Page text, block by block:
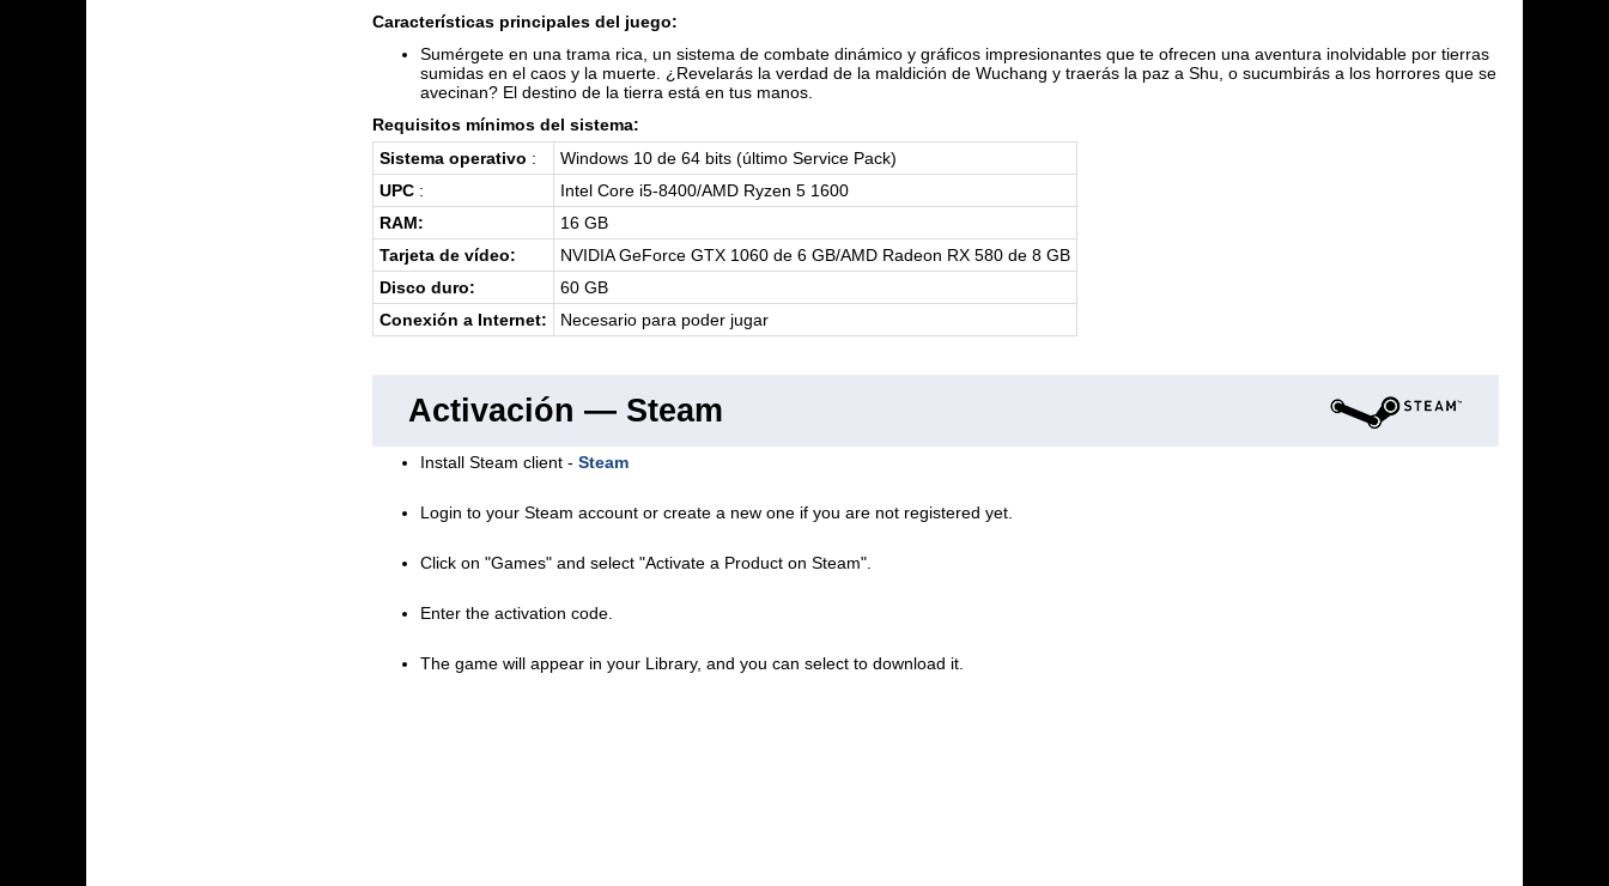
Características principales del juego:
Sumérgete en una trama rica, un sistema de combate dinámico y gráficos impresionantes que te ofrecen una aventura inolvidable por tierras
sumidas en el caos y la muerte. ¿Revelarás la verdad de la maldición de Wuchang y traerás la paz a Shu, o sucumbirás a los horrores que se
avecinan? El destino de la tierra está en tus manos.
Requisitos mínimos del sistema:
Sistema operativo :
Windows 10 de 64 bits (último Service Pack)
UPC:
Intel Core i5-8400/AMD Ryzen 5 1600
RAM:
16 GB
Tarjeta de vídeo:
NVIDIA GeForce GTX 1060 de 6 GB/AMD Radeon RX 580 de 8 GB
Disco duro:
60 GB
Conexión a Internet:
Necesario para poder jugar
Activación — Steam
Install Steam client - Steam
Login to your Steam account or create a new one if you are not registered yet.
Click on "Games" and select "Activate a Product on Steam".
Enter the activation code.
The game will appear in your Library, and you can select to download it.